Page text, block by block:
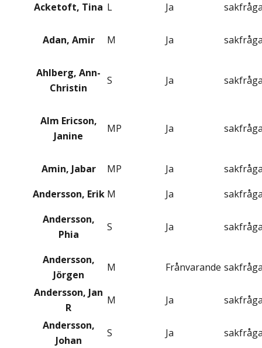
Acketoft, Tina L Ja
Adan, Amir M Ja
Ahlberg, Ann-
Christin
S Ja
Alm Ericson,
Janine
MP Ja
Amin, Jabar MP Ja
Andersson, Erik M Ja
Andersson,
Phia
S Ja
Andersson,
Jörgen
M Frånvarande
Andersson, Jan
R
M Ja
Andersson,
Johan
S Ja